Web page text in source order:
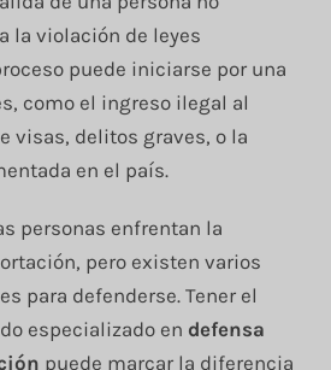
la violación de leyes
puede iniciarse por una
como el ingreso ilegal al
visas, delitos graves, o la
en el país.
personas enfrentan la
pero existen varios
para defenderse. Tener el
especializado en defensa
puede marcar la diferencia